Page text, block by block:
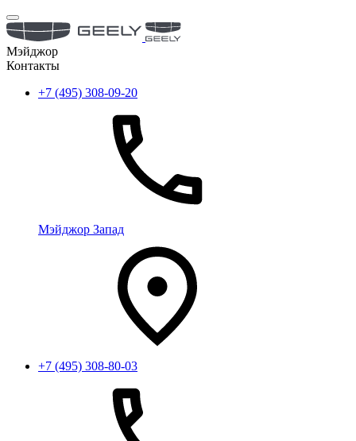
Мэйджор
Контакты
+7 (495) 308-09-20
Мэйджор Запад
+7 (495) 308-80-03